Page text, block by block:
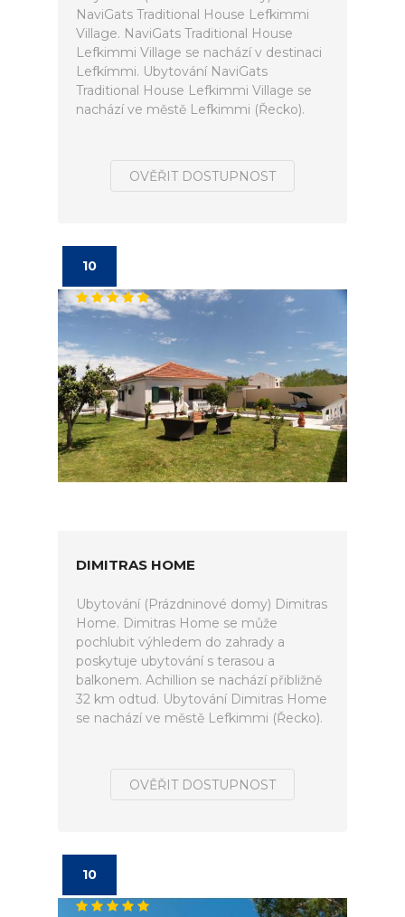
NaviGats Traditional House Lefkimmi
Village. NaviGats Traditional House
Lefkimmi Village se nachází v destinaci
Lefkímmi. Ubytování NaviGats
Traditional House Lefkimmi Village se
nachází ve městě Lefkimmi (Řecko).
OVĚŘIT DOSTUPNOST
10
DIMITRAS HOME
Ubytování (Prázdninové domy) Dimitras
Home. Dimitras Home se může
pochlubit výhledem do zahrady a
poskytuje ubytování s terasou a
balkonem. Achillion se nachází přibližně
32 km odtud. Ubytování Dimitras Home
se nachází ve městě Lefkimmi (Řecko).
OVĚŘIT DOSTUPNOST
10